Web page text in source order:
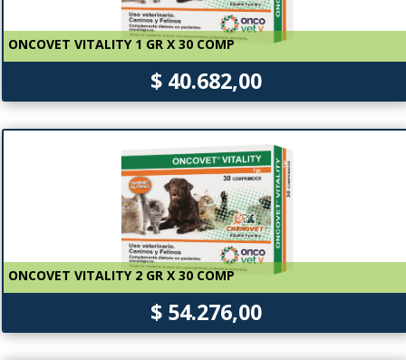
ONCOVET VITALITY 1 GR X 30 COMP
$ 40.682,00
ONCOVET VITALITY 2 GR X 30 COMP
$ 54.276,00